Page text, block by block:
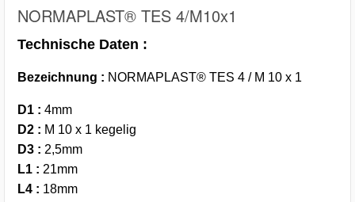
NORMAPLAST® TES 4/M10x1
Technische Daten :
Bezeichnung : NORMAPLAST® TES 4 / M 10 x 1
D1 : 4mm
D2 : M 10 x 1 kegelig
D3 : 2,5mm
L1 : 21mm
L4 : 18mm